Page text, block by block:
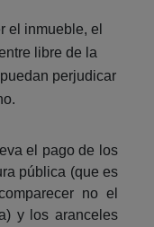
el inmueble, el
libre de la
perjudicar
el pago de los
pública (que es
no el
y los aranceles